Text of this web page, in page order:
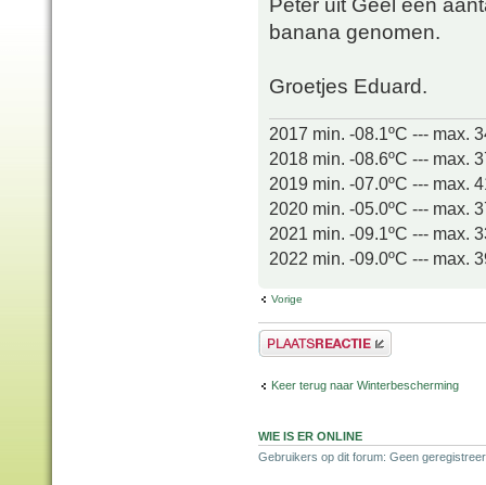
banana genomen.
Groetjes Eduard.
2017 min. -08.1ºC --- max.
2018 min. -08.6ºC --- max.
2019 min. -07.0ºC --- max.
2020 min. -05.0ºC --- max.
2021 min. -09.1ºC --- max.
2022 min. -09.0ºC --- max.
Vorige
Plaats een reactie
Keer terug naar Winterbescherming
WIE IS ER ONLINE
Gebruikers op dit forum: Geen